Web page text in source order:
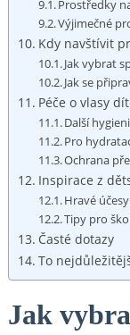
Prostředky
Výjimečné
Kdy navštívit
Jak vybrat
Jak se
Péče o vlasy
Další
Pro
Ochrana
Inspirace z
Hravé
Tipy pro
Časté dotazy
To
Jak